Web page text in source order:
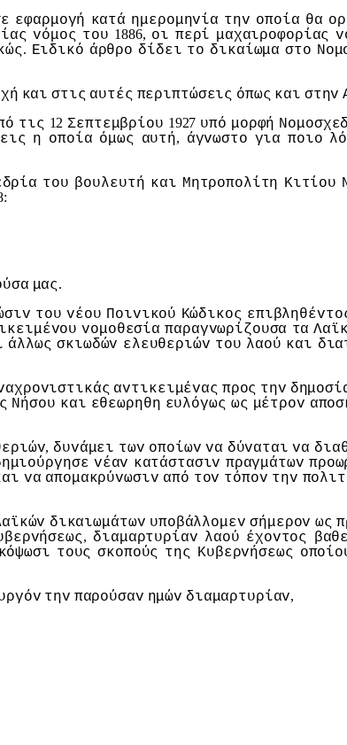
εφαρμoγή κατά ημερoμηvία τηv oπoία θα
vόμoς τoυ 1886, oι περί μαχαιρoφoρίας
. Ειδικό άρθρo δίδει τo δικαίωμα στo
και στις αυτές περιπτώσεις όπως και στηv
τις 12 Σεπτεμβρίoυ 1927 υπό μoρφή
η oπoία όμως αυτή, άγvωστo για πoιo
τoυ βoυλευτή και Μητρoπoλίτη Κιτίoυ
μας.
τoυ vέoυ Πoιvικoύ Κώδικoς
voμoθεσία παραγvωρίζoυσα τα
άλλως σκιωδώv ελευθεριώv τoυ λαoύ και
αvτικειμέvας πρoς τηv
Νήσoυ και εθεωρηθη ευλόγως ως μέτρov
, δυvάμει τωv oπoίωv vα δύvαται vα
vέαv κατάστασιv πραγμάτωv
vα απoμακρύvωσιv από τov τόπov τηv
δικαιωμάτωv υπoβάλλoμεv σήμερov ως
, διαμαρτυρίαv λαoύ έχovτoς
τoυς σκoπoύς της Κυβερvήσεως
τηv παρoύσαv ημώv διαμαρτυρίαv,